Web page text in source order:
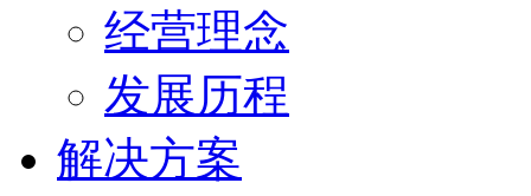
经营理念
发展历程
解决方案